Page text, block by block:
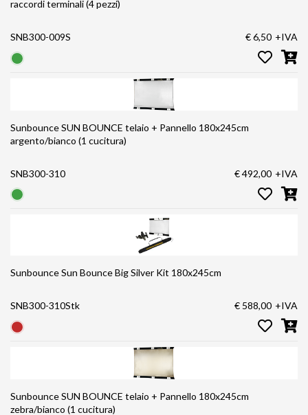
raccordi terminali (4 pezzi)
SNB300-009S € 6,50 +IVA
Sunbounce SUN BOUNCE telaio + Pannello 180x245cm
argento/bianco (1 cucitura)
SNB300-310 € 492,00 +IVA
Sunbounce Sun Bounce Big Silver Kit 180x245cm
SNB300-310Stk € 588,00 +IVA
Sunbounce SUN BOUNCE telaio + Pannello 180x245cm
zebra/bianco (1 cucitura)